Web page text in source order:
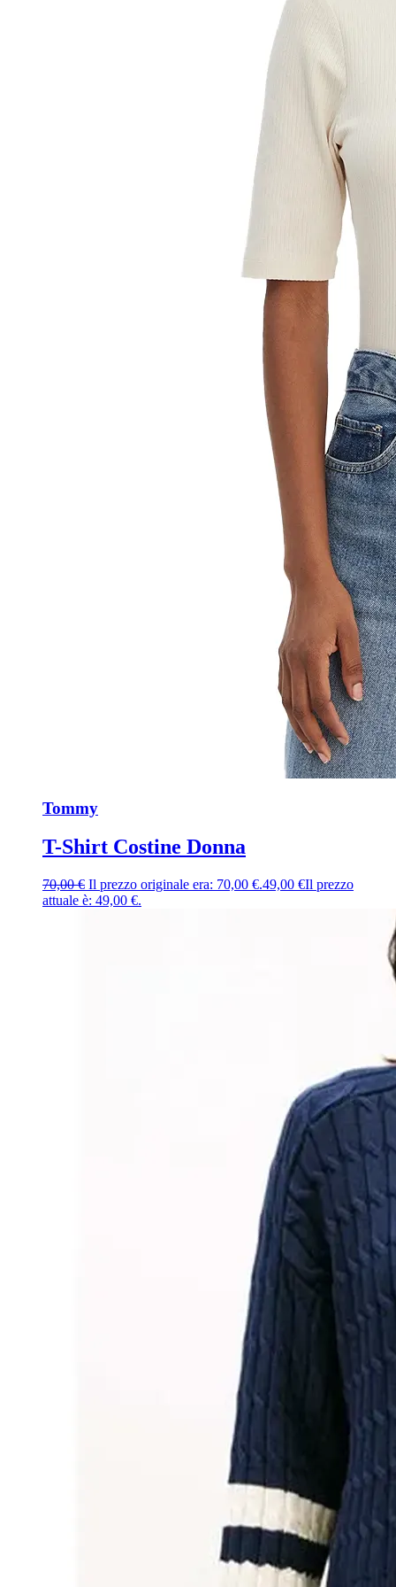
Tommy
T-Shirt Costine Donna
70,00€ Il prezzo originale era: 70,00 €.49,00 €Il prezzo
attuale è: 49,00 €.